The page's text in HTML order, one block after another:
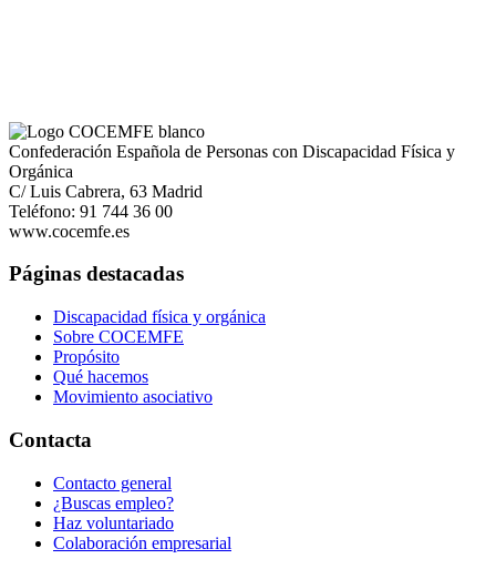
Confederación Española de Personas con Discapacidad Física y
Orgánica
C/ Luis Cabrera, 63 Madrid
Teléfono: 91 744 36 00
www.cocemfe.es
Páginas destacadas
Discapacidad física y orgánica
Sobre COCEMFE
Propósito
Qué hacemos
Movimiento asociativo
Contacta
Contacto general
¿Buscas empleo?
Haz voluntariado
Colaboración empresarial